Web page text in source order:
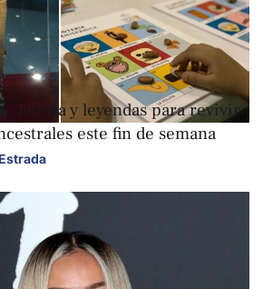
lotería y leyendas para revivir
este fin de semana